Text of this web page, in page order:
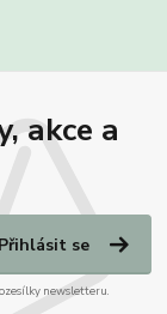
akce a
Přihlásit se
newsletteru.